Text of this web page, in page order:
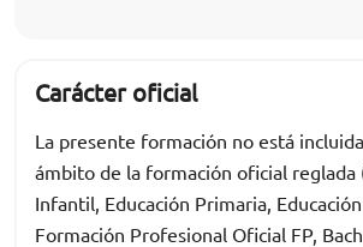
Carácter oficial
La presente formación no está
ámbito de la formación oficial reglada
Infantil, Educación Primaria,
Formación Profesional Oficial FP,